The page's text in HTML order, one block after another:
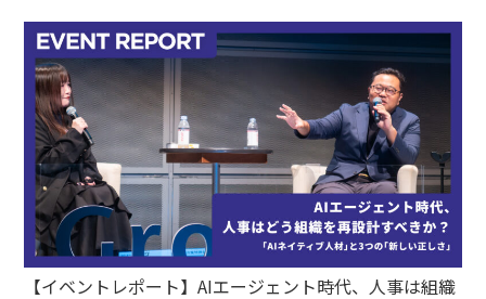
【イベントレポート】AIエージェント時代、人事は組織